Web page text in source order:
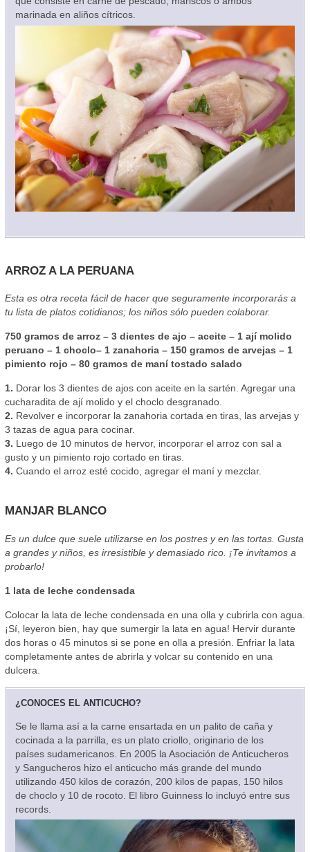
marinada en aliños cítricos.
ARROZ A LA PERUANA
Esta es otra receta fácil de hacer que seguramente incorporarás a
tu lista de platos cotidianos; los niños sólo pueden colaborar.
750 gramos de arroz – 3 dientes de ajo – aceite – 1 ají molido
peruano – 1 choclo– 1 zanahoria – 150 gramos de arvejas – 1
pimiento rojo – 80 gramos de maní tostado salado
1. Dorar los 3 dientes de ajos con aceite en la sartén. Agregar una
cucharadita de ají molido y el choclo desgranado.
2. Revolver e incorporar la zanahoria cortada en tiras, las arvejas y
3 tazas de agua para cocinar.
3. Luego de 10 minutos de hervor, incorporar el arroz con sal a
gusto y un pimiento rojo cortado en tiras.
4. Cuando el arroz esté cocido, agregar el maní y mezclar.
MANJAR BLANCO
Es un dulce que suele utilizarse en los postres y en las tortas. Gusta
a grandes y niños, es irresistible y demasiado rico. ¡Te invitamos a
probarlo!
1 lata de leche condensada
Colocar la lata de leche condensada en una olla y cubrirla con agua.
¡Sí, leyeron bien, hay que sumergir la lata en agua! Hervir durante
dos horas o 45 minutos si se pone en olla a presión. Enfriar la lata
completamente antes de abrirla y volcar su contenido en una
dulcera.
¿CONOCES EL ANTICUCHO?
Se le llama así a la carne ensartada en un palito de caña y
cocinada a la parrilla, es un plato criollo, originario de los
países sudamericanos. En 2005 la Asociación de Anticucheros
y Sangucheros hizo el anticucho más grande del mundo
utilizando 450 kilos de corazón, 200 kilos de papas, 150 hilos
de choclo y 10 de rocoto. El libro Guinness lo incluyó entre sus
records.